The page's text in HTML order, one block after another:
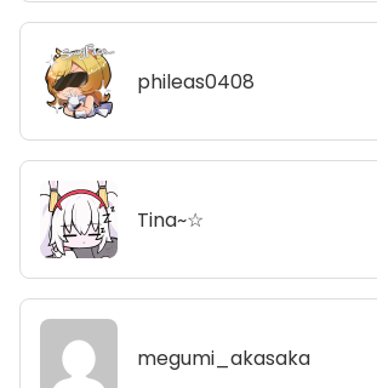
phileas0408
Tina~☆
megumi_akasaka